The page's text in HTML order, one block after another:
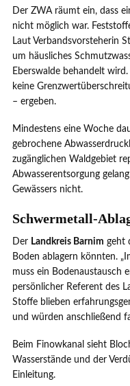
Der ZWA räumt ein, dass
nicht möglich war.
Laut Verbandsvorsteherin
um häusliches
Eberswalde behandelt
keine
– ergeben.
Mindestens eine Woche
gebrochene
zugänglichen Waldgebiet
Abwasserentsorgung
Gewässers nicht.
Schwermetall-
Der Landkreis Barnim geht
Boden ablagern könnten.
muss ein Bodenaustausch
persönlicher Referent des
Stoffe blieben
und würden anschließend
Beim Finowkanal sieht
Wasserstände und der
Einleitung.